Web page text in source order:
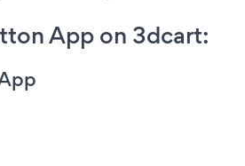
App on 3dcart: